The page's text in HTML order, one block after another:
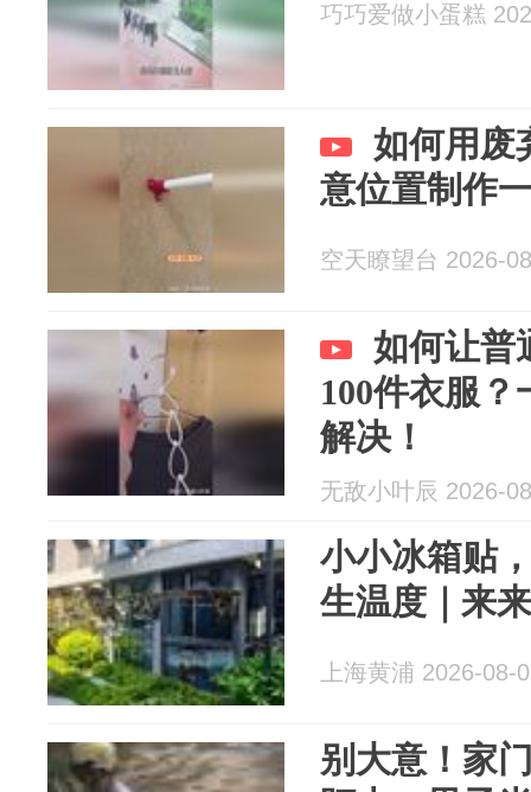
巧巧爱做小蛋糕
如何用废
意位置制作
空天瞭望台 2026-
如何让普
100件衣服
解决！
无敌小叶辰 2026-
小小冰箱贴
生温度｜来
上海黄浦 2026-08-
别大意！家